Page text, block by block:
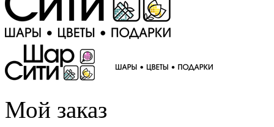
Мой заказ